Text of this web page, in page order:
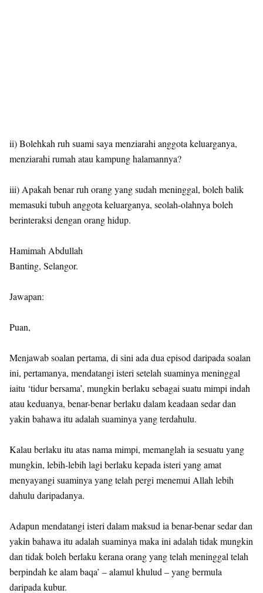
ii) Bolehkah ruh suami saya menziarahi anggota keluarganya,
menziarahi rumah atau kampung halamannya?
iii) Apakah benar ruh orang yang sudah meninggal, boleh balik
memasuki tubuh anggota keluarganya, seolah-olahnya boleh
berinteraksi dengan orang hidup.
Hamimah Abdullah
Banting, Selangor.
Jawapan:
Puan,
Menjawab soalan pertama, di sini ada dua episod daripada soalan
ini, pertamanya, mendatangi isteri setelah suaminya meninggal
iaitu ‘tidur bersama’, mungkin berlaku sebagai suatu mimpi indah
atau keduanya, benar-benar berlaku dalam keadaan sedar dan
yakin bahawa itu adalah suaminya yang terdahulu.
Kalau berlaku itu atas nama mimpi, memanglah ia sesuatu yang
mungkin, lebih-lebih lagi berlaku kepada isteri yang amat
menyayangi suaminya yang telah pergi menemui Allah lebih
dahulu daripadanya.
Adapun mendatangi isteri dalam maksud ia benar-benar sedar dan
yakin bahawa itu adalah suaminya maka ini adalah tidak mungkin
dan tidak boleh berlaku kerana orang yang telah meninggal telah
berpindah ke alam baqa’ – alamul khulud – yang bermula
daripada kubur.